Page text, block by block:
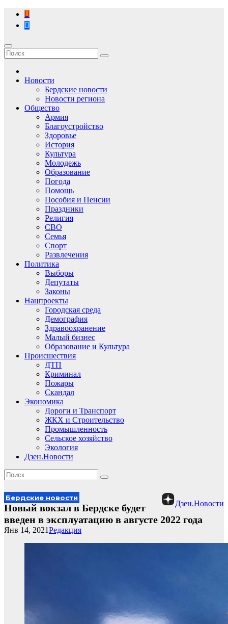
Перейти
содержимому
Новости
Бердские новости
Новости региона
Общество
Армия
Благоустройство
Здоровье
История
Культура
Молодежь
Образование
Погода
Помощь
Пособия и Пенсии
Праздники
Религия
СВО
Семья
Спорт
Развлечения
Политика
Выборы
Депутаты
Законы
Нацпроекты
Городская среда
Демография
Здравоохранение
Малый бизнес
Образование и Культура
Происшествия
ДТП
Криминал
Пожары
Скандал
Экономика
Дороги и Транспорт
ЖКХ и Строительство
Промышленность
Сельское хозяйство
Экология
Дзен.Новости
Дзен.Новости
Бердские новости
Новый вокзал в Бердске будет
введен в эксплуатацию в августе 2022 года
Редакция
Янв 14, 2021